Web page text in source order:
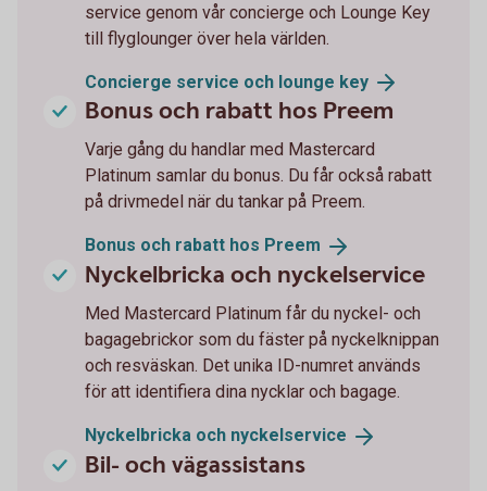
service genom vår concierge och Lounge Key
till flyglounger över hela världen.
Concierge service och lounge key
Bonus och rabatt hos Preem
Varje gång du handlar med Mastercard
Platinum samlar du bonus. Du får också rabatt
på drivmedel när du tankar på Preem.
Bonus och rabatt hos Preem
Nyckelbricka och nyckelservice
Med Mastercard Platinum får du nyckel- och
bagagebrickor som du fäster på nyckelknippan
och resväskan. Det unika ID-numret används
för att identifiera dina nycklar och bagage.
Nyckelbricka och nyckelservice
Bil- och vägassistans